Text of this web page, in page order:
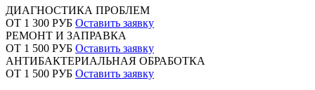
ДИАГНОСТИКА ПРОБЛЕМ
ОТ 1 300 РУБ Оставить заявку
РЕМОНТ И ЗАПРАВКА
ОТ 1 500 РУБ Оставить заявку
АНТИБАКТЕРИАЛЬНАЯ ОБРАБОТКА
ОТ 1 500 РУБ Оставить заявку